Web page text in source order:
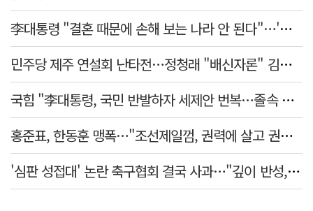
李대통령 "결혼 때문에 손해 보는 나라 안 된다"…'결혼 페널티' 22개 손본다
민주당 제주 연설회 난타전…정청래 "배신자론" 김민석 "관리 무능"
국힘 "李대통령, 국민 반발하자 세제안 번복…졸속 국정 즉각 중단"
홍준표, 한동훈 맹폭…"조선제일껌, 권력에 살고 권력에 죽었다"
'심판 성접대' 논란 축구협회 결국 사과…"깊이 반성, 쇄신하겠다"